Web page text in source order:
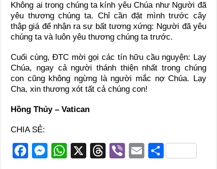
Không ai trong chúng ta kính yêu Chúa như Người đã
yêu thương chúng ta. Chỉ cần đặt mình trước cây
thập giá để nhận ra sự bất tương xứng: Người đã yêu
chúng ta và luôn yêu thương chúng ta trước.
Cuối cùng, ĐTC mời gọi các tín hữu cầu nguyện: Lạy
Chúa, ngay cả người thánh thiện nhất trong chúng
con cũng không ngừng là người mắc nợ Chúa. Lạy
Cha, xin thương xót tất cả chúng con!
Hồng Thủy – Vatican
CHIA SẺ:
F
M
W
X
T
Vi
E S